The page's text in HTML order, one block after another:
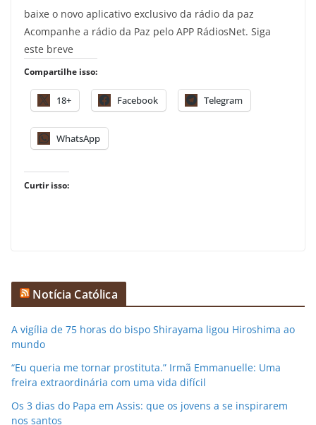
baixe o novo aplicativo exclusivo da rádio da paz
Acompanhe a rádio da Paz pelo APP RádiosNet. Siga
este breve
Compartilhe isso:
18+ Facebook Telegram
WhatsApp
Curtir isso:
Notícia Católica
A vigília de 75 horas do bispo Shirayama ligou Hiroshima ao
mundo
“Eu queria me tornar prostituta.” Irmã Emmanuelle: Uma
freira extraordinária com uma vida difícil
Os 3 dias do Papa em Assis: que os jovens a se inspirarem
nos santos